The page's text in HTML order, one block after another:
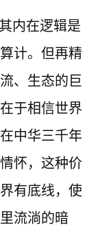
内在逻辑是
计。但再精
、生态的巨
于相信世界
中华三千年
怀，这种价
有底线，使
流淌的暗